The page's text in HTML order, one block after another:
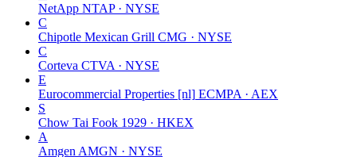
NetApp NTAP · NYSE
C
Chipotle Mexican Grill CMG · NYSE
C
Corteva CTVA · NYSE
E
Eurocommercial Properties [nl] ECMPA · AEX
S
Chow Tai Fook 1929 · HKEX
A
Amgen AMGN · NYSE